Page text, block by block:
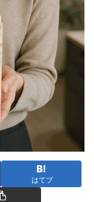
はてブ